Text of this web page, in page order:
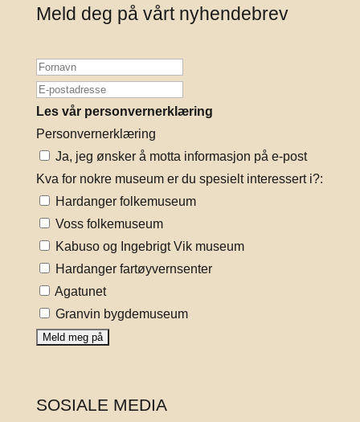
Meld deg på vårt nyhendebrev
Les vår personvernerklæring
Personvernerklæring
Ja, jeg ønsker å motta informasjon på e-post
Kva for nokre museum er du spesielt interessert i?:
Hardanger folkemuseum
Voss folkemuseum
Kabuso og Ingebrigt Vik museum
Hardanger fartøyvernsenter
Agatunet
Granvin bygdemuseum
SOSIALE MEDIA